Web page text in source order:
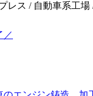
レス / 自動車系工場
／